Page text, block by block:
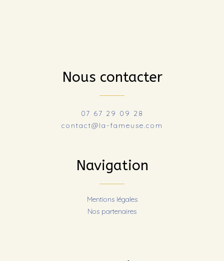
Nous contacter
07 67 29 09 28
contact@la-fameuse.com
Navigation
Mentions légales
Nos partenaires